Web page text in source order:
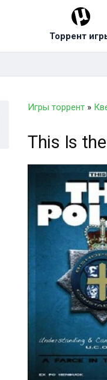
Торрент
Игры торрент »
This Is